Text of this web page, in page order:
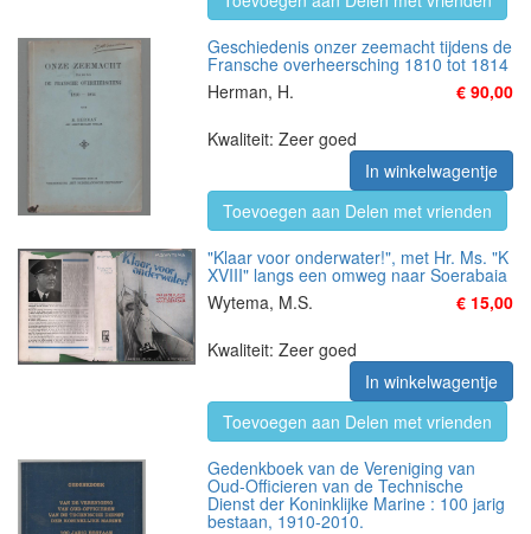
Geschiedenis onzer zeemacht tijdens de
Fransche overheersching 1810 tot 1814
Herman, H.
€ 90,00
Kwaliteit: Zeer goed
In winkelwagentje
Toevoegen aan Delen met vrienden
"Klaar voor onderwater!", met Hr. Ms. "K
XVIII" langs een omweg naar Soerabaia
Wytema, M.S.
€ 15,00
Kwaliteit: Zeer goed
In winkelwagentje
Toevoegen aan Delen met vrienden
Gedenkboek van de Vereniging van
Oud-Officieren van de Technische
Dienst der Koninklijke Marine : 100 jarig
bestaan, 1910-2010.